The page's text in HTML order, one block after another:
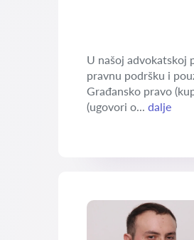
U našoj advokatskoj
pravnu podršku i
Građansko pravo
(ugovori o... dalje